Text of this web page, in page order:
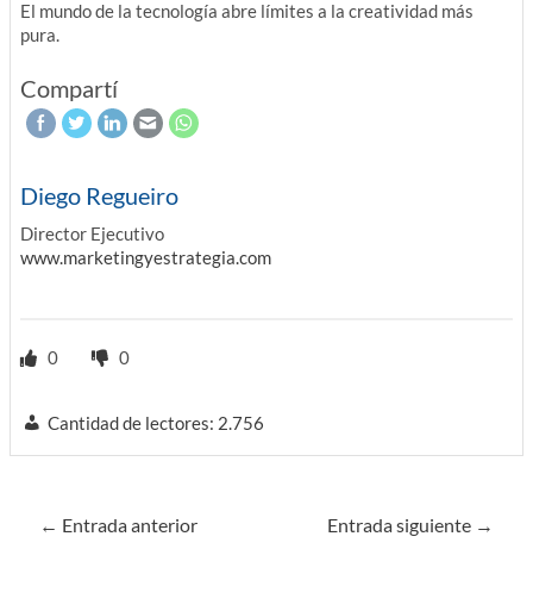
El mundo de la tecnología abre límites a la creatividad más
pura.
Compartí
Diego Regueiro
Director Ejecutivo
www.marketingyestrategia.com
0 0
Cantidad de lectores: 2.756
← Entrada anterior Entrada siguiente →